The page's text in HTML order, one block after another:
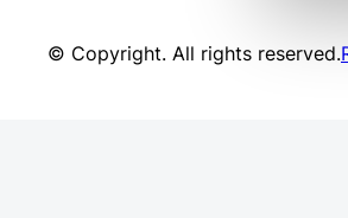
© Copyright. All rights reserved.